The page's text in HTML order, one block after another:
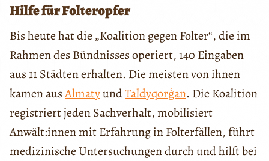
Hilfe für Folteropfer
Bis heute hat die „Koalition gegen Folter“, die im
Rahmen des Bündnisses operiert, 140 Eingaben
aus 11 Städten erhalten. Die meisten von ihnen
kamen ausAlmatyundTaldyqorģan. Die Koalition
registriert jeden Sachverhalt, mobilisiert
Anwält:innen mit Erfahrung in Folterfällen, führt
medizinische Untersuchungen durch und hilft bei